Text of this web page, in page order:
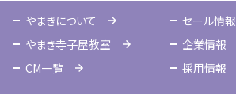
やまきについて
やまき寺子屋教室
CM一覧
セール情報
企業情報
採用情報